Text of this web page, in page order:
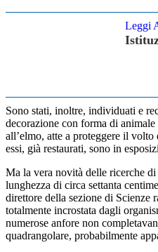
Leggi
Sono stati, inoltre, individuati e
decorazione con forma di
all’elmo, atte a proteggere il
essi, già restaurati, sono in
Ma la vera novità delle ricerche
lunghezza di circa settanta
direttore della sezione di Scienze
totalmente incrostata dagli
numerose anfore non
quadrangolare, probabilmente